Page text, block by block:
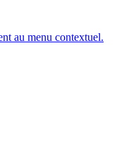
au menu contextuel.